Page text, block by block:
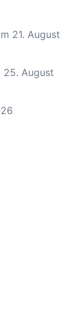
21. August
25. August